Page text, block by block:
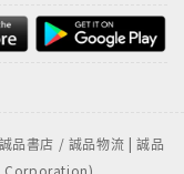
品書店 / 誠品物流 | 誠品